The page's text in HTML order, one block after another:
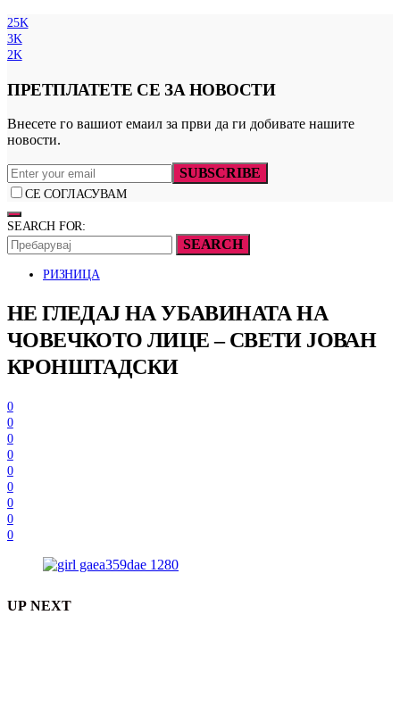
25K
3K
2K
ПРЕТПЛАТЕТЕ СЕ ЗА НОВОСТИ
Внесете го вашиот емаил за први да ги добивате нашите
новости.
SUBSCRIBE
СЕ СОГЛАСУВАМ
SEARCH FOR:
SEARCH
РИЗНИЦА
HE ГЛЕДАЈ НА УБАВИНАТА НА
ЧОВЕЧКОТО ЛИЦЕ – СВЕТИ ЈОВАН
КРОНШТАДСКИ
0
0
0
0
0
0
0
0
0
UP NEXT